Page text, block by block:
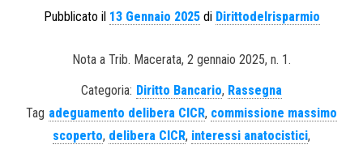
Pubblicato il 13 Gennaio 2025di Dirittodelrisparmio
Nota a Trib. Macerata, 2 gennaio 2025, n. 1.
Categoria: Diritto Bancario, Rassegna
Tag adeguamento delibera CICR, commissione massimo
scoperto, delibera CICR, interessi anatocistici,